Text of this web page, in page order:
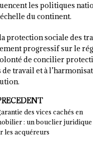
les politiques
du continent.
protection sociale des
progressif sur le
de concilier
travail et à
des vices cachés en
: un bouclier juridique
les acquéreurs